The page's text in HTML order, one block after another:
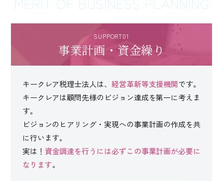
SUPPORT01
事業計画・資金繰り
キークレア税理士法人は、 経営革新等支援機関です。
キークレアは顧問先様のビジョン達成を第一に考えま
す。
ビジョンのヒアリング・実現への事業計画の作成を共
に行います。
実は！ 資金調達を行うには必ずこの事業計画が必要に
なります。